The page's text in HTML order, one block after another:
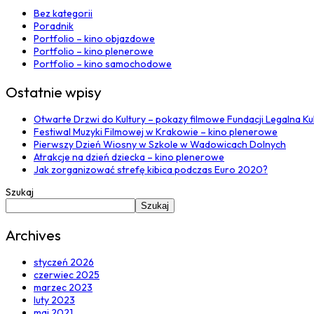
Bez kategorii
Poradnik
Portfolio – kino objazdowe
Portfolio – kino plenerowe
Portfolio – kino samochodowe
Ostatnie wpisy
Otwarte Drzwi do Kultury – pokazy filmowe Fundacji Legalna
Festiwal Muzyki Filmowej w Krakowie – kino plenerowe
Pierwszy Dzień Wiosny w Szkole w Wadowicach Dolnych
Atrakcje na dzień dziecka – kino plenerowe
Jak zorganizować strefę kibica podczas Euro 2020?
Szukaj
Szukaj
Archives
styczeń 2026
czerwiec 2025
marzec 2023
luty 2023